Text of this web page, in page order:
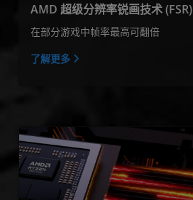
AMD 超级分辨率锐画技术 (FSR)
在部分游戏中帧率最高可翻倍
了解更多